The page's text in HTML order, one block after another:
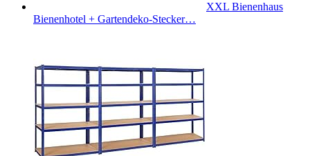
XXL Bienenhaus
Bienenhotel + Gartendeko-Stecker…